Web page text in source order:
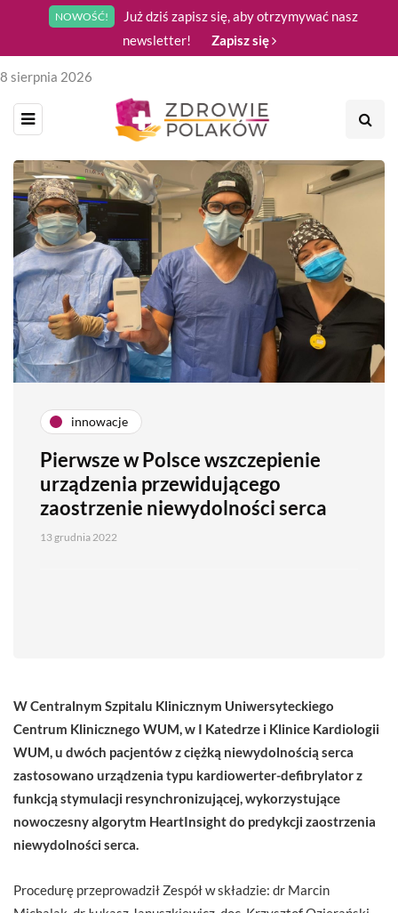
NOWOŚĆ!
Już dziś zapisz się, aby otrzymywać nasz
newsletter!
Zapisz się
8 sierpnia 2026
innowacje
Pierwsze w Polsce wszczepienie
urządzenia przewidującego
zaostrzenie niewydolności serca
13 grudnia 2022
W Centralnym Szpitalu Klinicznym Uniwersyteckiego
Centrum Klinicznego WUM, w I Katedrze i Klinice Kardiologii
WUM, u dwóch pacjentów z ciężką niewydolnością serca
zastosowano urządzenia typu kardiowerter-defibrylator z
funkcją stymulacji resynchronizującej, wykorzystujące
nowoczesny algorytm HeartInsight do predykcji zaostrzenia
niewydolności serca.
Procedurę przeprowadził Zespół w składzie: dr Marcin